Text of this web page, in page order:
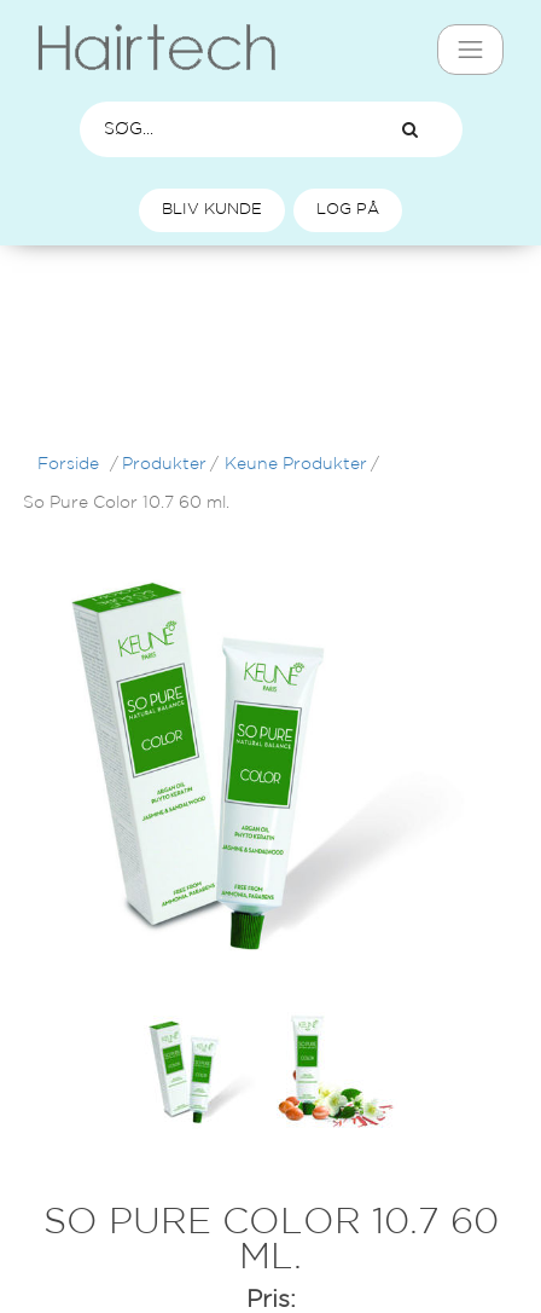
BLIV KUNDE LOG PÅ
Forside / Produkter / Keune Produkter /
So Pure Color 10.7 60 ml.
SO PURE COLOR 10.7 60
ML.
Pris: